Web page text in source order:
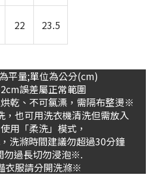
22 23.5
平量;單位為公分(cm)
誤差屬正常範圍
乾、不可氯漂，需隔布整燙※
也可用洗衣機清洗但需放入
用「柔洗」模式，
洗滌時間建議勿超過30分鐘
勿過長切勿浸泡※.
衣服請分開洗滌※